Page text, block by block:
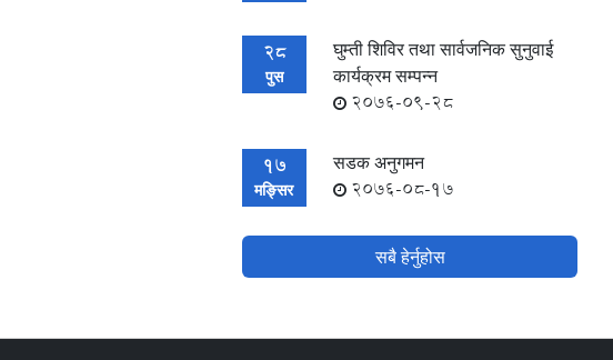
28
पुस
घुम्ती शिविर तथा सार्वजनिक सुनुवाई
कार्यक्रम सम्पन्न
2076-09-28
17
मङ्सिर
सडक अनुगमन
2076-08-17
सबै हेर्नुहोस